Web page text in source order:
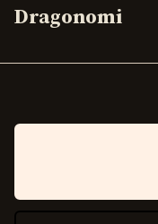
Dragonomi